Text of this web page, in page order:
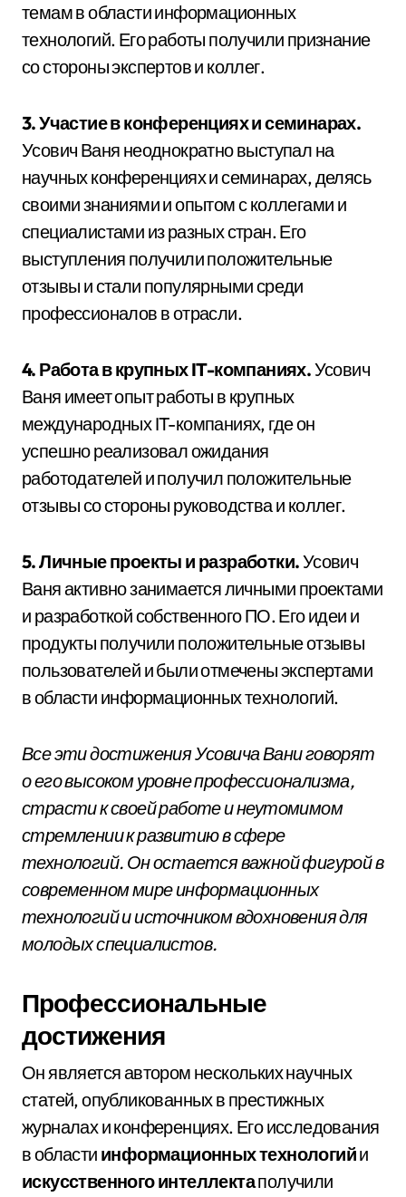
темам в области информационных
технологий. Его работы получили признание
со стороны экспертов и коллег.
3. Участие в конференциях и семинарах.
Усович Ваня неоднократно выступал на
научных конференциях и семинарах, делясь
своими знаниями и опытом с коллегами и
специалистами из разных стран. Его
выступления получили положительные
отзывы и стали популярными среди
профессионалов в отрасли.
4. Работа в крупных IT-компаниях.Усович
Ваня имеет опыт работы в крупных
международных IT-компаниях, где он
успешно реализовал ожидания
работодателей и получил положительные
отзывы со стороны руководства и коллег.
5. Личные проекты и разработки.Усович
Ваня активно занимается личными проектами
и разработкой собственного ПО. Его идеи и
продукты получили положительные отзывы
пользователей и были отмечены экспертами
в области информационных технологий.
Все эти достижения Усовича Вани говорят
о его высоком уровне профессионализма,
страсти к своей работе и неутомимом
стремлении к развитию в сфере
технологий. Он остается важной фигурой в
современном мире информационных
технологий и источником вдохновения для
молодых специалистов.
Профессиональные
достижения
Он является автором нескольких научных
статей, опубликованных в престижных
журналах и конференциях. Его исследования
в области информационных технологийи
искусственного интеллектаполучили